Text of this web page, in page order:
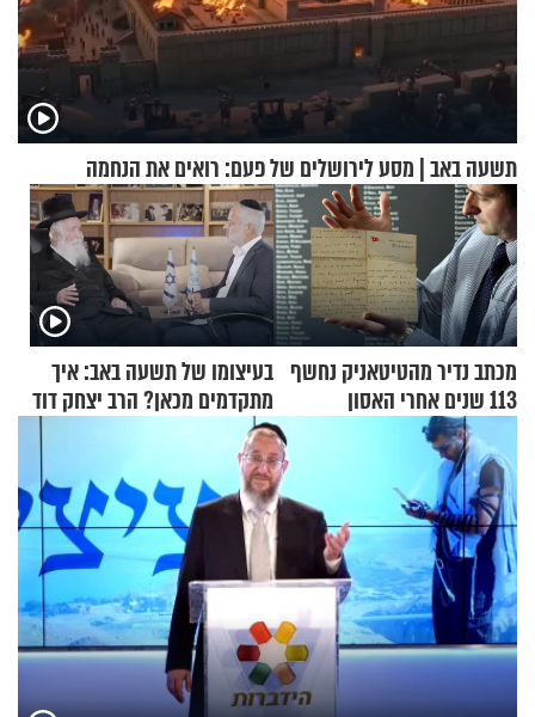
תשעה באב | מסע לירושלים של פעם: רואים את הנחמה
מכתב נדיר מהטיטאניק נחשף
113 שנים אחרי האסון
בעיצומו של תשעה באב: איך
מתקדמים מכאן? הרב יצחק דוד
גרוסמן בשיחה מיוחדת